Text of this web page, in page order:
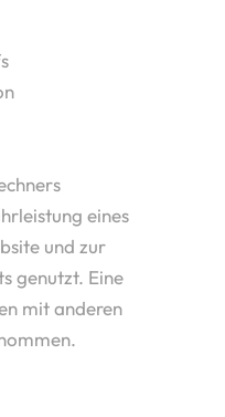
eines
und zur
genutzt. Eine
mit anderen